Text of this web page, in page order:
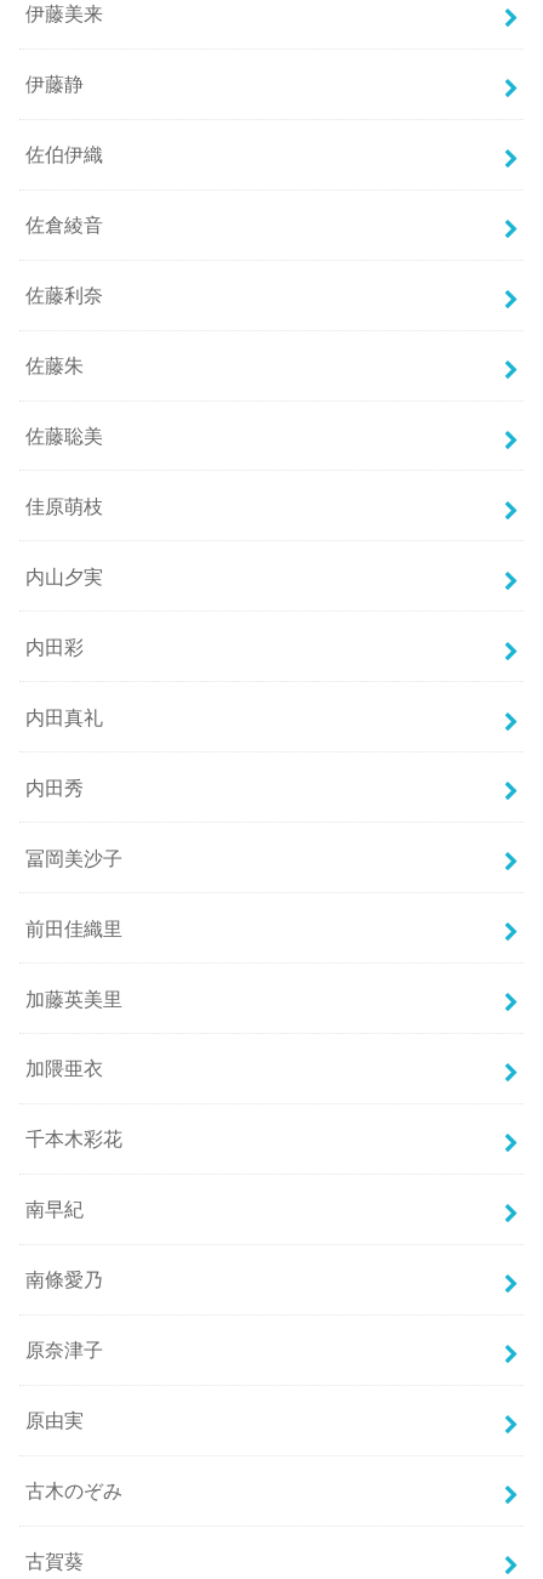
伊藤美来
伊藤静
佐伯伊織
佐倉綾音
佐藤利奈
佐藤朱
佐藤聡美
佳原萌枝
内山夕実
内田彩
内田真礼
内田秀
冨岡美沙子
前田佳織里
加藤英美里
加隈亜衣
千本木彩花
南早紀
南條愛乃
原奈津子
原由実
古木のぞみ
古賀葵